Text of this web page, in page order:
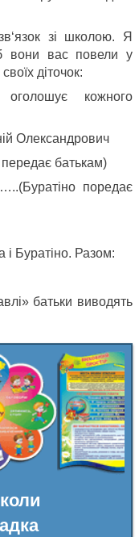
зі школою. Я
вони вас повели у
діточок:
оголошує кожного
Олександрович
передає батькам)
поредає
і Буратіно. Разом:
батьки виводять